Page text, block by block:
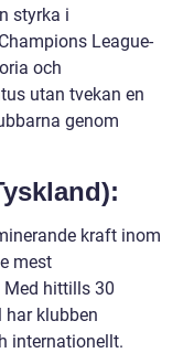
styrka i
League-
och
utan tvekan en
genom
kraft inom
mest
hittills 30
har klubben
internationellt.